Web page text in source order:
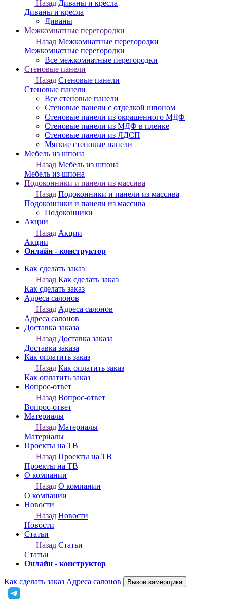
Онлайн - конструктор
Онлайн - конструктор
Как сделать заказ Адреса салонов Вызов замерщика